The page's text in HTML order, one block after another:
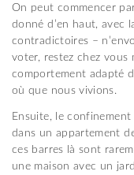
On peut commencer
donné d’en haut, avec
contradictoires –
voter, restez chez vous
comportement adapté
où que nous vivions.
Ensuite, le
dans un appartement
ces barres là sont
une maison avec un